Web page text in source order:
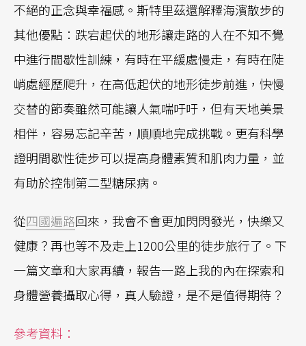
不絕的正念與幸福感。斯特里茲還解釋海濱散步的
其他優點：跌宕起伏的地形讓走路的人在不知不覺
中進行間歇性訓練，有時在平緩處慢走，有時在陡
峭處經歷爬升，在高低起伏的地形徒步前進，快慢
交替的節奏雖然可能讓人氣喘吁吁，但有天地美景
相伴，容易忘記辛苦，順順地完成挑戰。更有科學
證明間歇性徒步可以提高身體素質和肌肉力量，並
有助於控制第二型糖尿病。
從四國遍路回來，我會不會更加閃閃發光，快樂又
健康？再也等不及走上1200公里的徒步旅行了。下
一篇文章和大家再續，報告一路上我的內在探索和
身體營養攝取心得，真人驗證，是不是值得期待？
參考資料：